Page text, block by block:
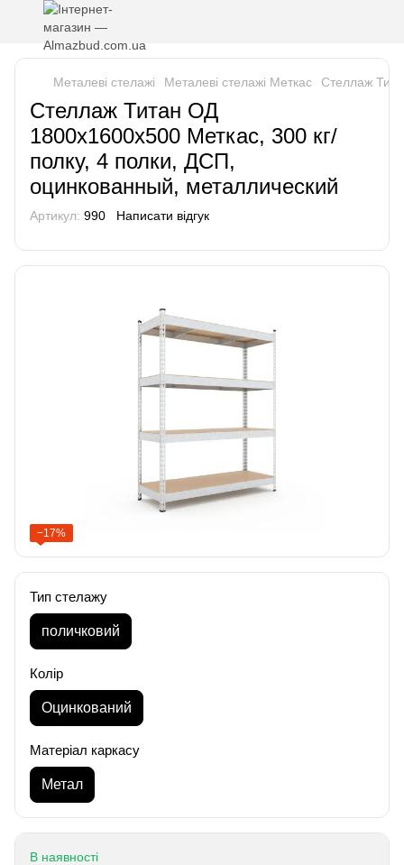
Металеві стелажі Металеві стелажі Меткас Стеллаж
Стеллаж Титан ОД
1800х1600х500 Меткас, 300 кг/
полку, 4 полки, ДСП,
оцинкованный, металлический
Артикул: 990 Написати відгук
−17%
Тип стелажу
поличковий
Колір
Оцинкований
Матеріал каркасу
Метал
В наявності